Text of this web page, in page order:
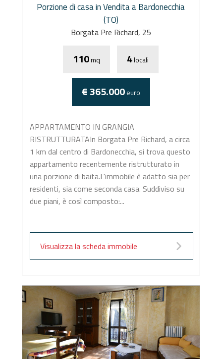
Porzione di casa in Vendita a Bardonecchia
(TO)
Borgata Pre Richard, 25
110mq 4locali
€ 365.000euro
APPARTAMENTO IN GRANGIA
RISTRUTTURATAIn Borgata Pre Richard, a circa
1 km dal centro di Bardonecchia, si trova questo
appartamento recentemente ristrutturato in
una porzione di baita.L'immobile è adatto sia per
residenti, sia come seconda casa. Suddiviso su
due piani, è così composto:...
Visualizza la scheda immobile